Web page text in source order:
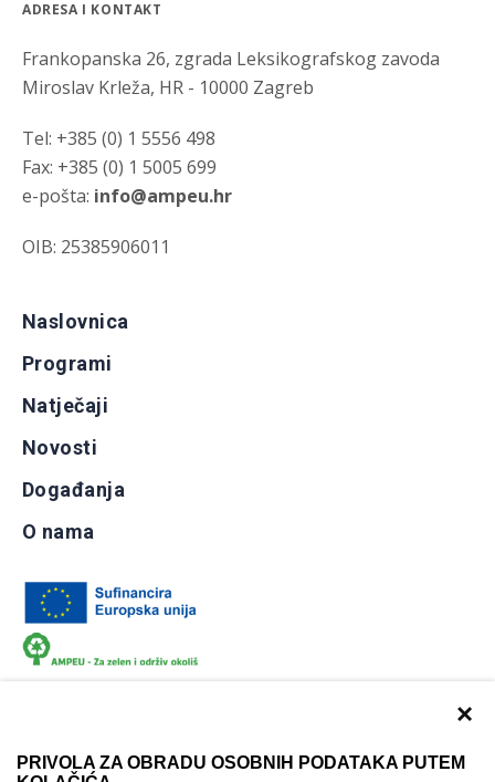
×
PRIVOLA ZA OBRADU OSOBNIH PODATAKA PUTEM
ADRESA I KONTAKT
Frankopanska 26, zgrada Leksikografskog zavoda
Miroslav Krleža, HR - 10000 Zagreb
Tel: +385 (0) 1 5556 498
Fax: +385 (0) 1 5005 699
e-pošta: info@ampeu.hr
OIB: 25385906011
Naslovnica
Programi
Natječaji
Novosti
Događanja
O nama